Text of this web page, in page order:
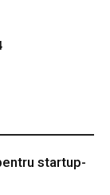
startup-